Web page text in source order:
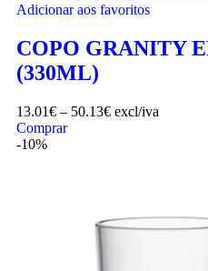
Adicionar aos favoritos
COPO GRANITY
(330ML)
13.01€ – 50.13€ excl/iva
Comprar
-10%